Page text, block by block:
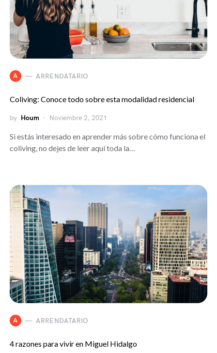
A ARRENDATARIO
Coliving: Conoce todo sobre esta modalidad residencial
by Houm Noviembre 2, 2021
Si estás interesado en aprender más sobre cómo funciona el
coliving, no dejes de leer aquí toda la…
A ARRENDATARIO
4 razones para vivir en Miguel Hidalgo